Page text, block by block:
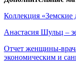
Коллекция
Анастасия Шульц –
Отчет женщины-
экономическим и